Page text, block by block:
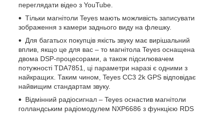
переглядати відео з YouTube.
Тільки магнітоли Teyes мають можливість записувати
зображення з камери заднього виду на флешку.
Для багатьох покупців якість звуку має вирішальний
вплив, якщо це для вас – то магнітола Teyes оснащена
двома DSP-процесорами, а також підсилювачем
потужності TDA7851, ці параметри наразі є одними з
найкращих. Таким чином, Teyes CC3 2k GPS відповідає
найвищим стандартам звуку.
Відмінний радіосигнал – Teyes оснастив магнітоли
голландським радіомодулем NXP6686 з функцією RDS